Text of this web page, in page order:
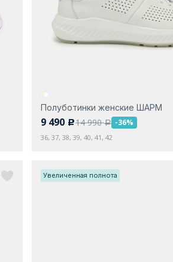
Полуботинки женские ШАРМ
9 490 c14 990a -36%
36, 37, 38, 39, 40, 41, 42
Увеличенная полнота